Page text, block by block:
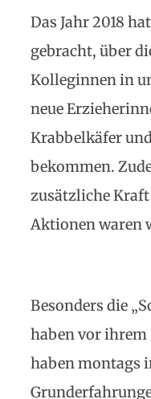
Das Jahr 2018
gebracht, über
Kolleginnen in
neue
Krabbelkäfer
bekommen.
zusätzliche Kraft
Aktionen waren
Besonders die
haben vor ihrem
haben montags